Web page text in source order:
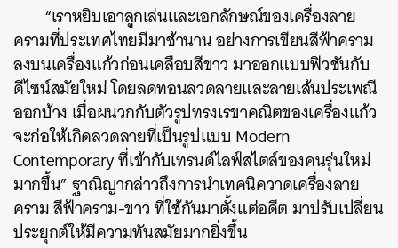
“เราหยิบเอาลูกเล่นและเอกลักษณ์ของเครื่องลาย
ครามที่ประเทศไทยมีมาช้านาน อย่างการเขียนสีฟ้าคราม
ลงบนเครื่องแก้วก่อนเคลือบสีขาว มาออกแบบฟิวชันกับ
ดีไซน์สมัยใหม่ โดยลดทอนลวดลายและลายเส้นประเพณี
ออกบ้าง เมื่อผนวกกับตัวรูปทรงเรขาคณิตของเครื่องแก้ว
จะก่อให้เกิดลวดลายที่เป็นรูปแบบ Modern
Contemporary ที่เข้ากับเทรนด์ไลฟ์สไตล์ของคนรุ่นใหม่
มากขึ้น” ฐาณิญากล่าวถึงการนำเทคนิควาดเครื่องลาย
คราม สีฟ้าคราม-ขาว ที่ใช้กันมาตั้งแต่อดีต มาปรับเปลี่ยน
ประยุกต์ให้มีความทันสมัยมากยิ่งขึ้น